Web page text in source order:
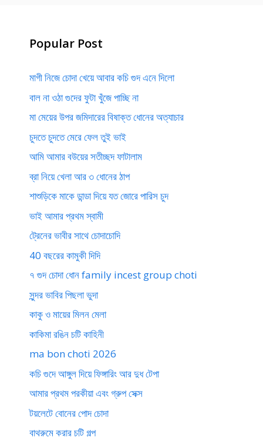
Popular Post
মাগী নিজে চোদা খেয়ে আবার কচি গুদ এনে দিলো
বাল না ওঠা গুদের ফুটা খুঁজে পাচ্ছি না
মা মেয়ের উপর জমিদারের বিষাক্ত ধোনের অত্যাচার
চুদতে চুদতে মেরে ফেল তুই ভাই
আমি আমার বউয়ের সতীচ্ছদ ফাটালাম
ব্রা নিয়ে খেলা আর ৩ ধোনের ঠাপ
শাশুড়িকে মাকে ডান্ডা দিয়ে যত জোরে পারিস চুদ
ভাই আমার প্রথম স্বামী
ট্রেনের ভাবীর সাথে চোদাচোদি
40 বছরের কামুকী দিদি
৭ গুদ চোদা ধোন family incest group choti
সুন্দর ভাবির পিছলা ভুদা
কাকু ও মায়ের মিলন মেলা
কাকিমা রঙিন চটি কাহিনী
ma bon choti 2026
কচি গুদে আঙ্গুল দিয়ে ফিঙ্গারিং আর দুধ টেপা
আমার প্রথম পরকীয়া এবং গ্রুপ সেক্স
টয়লেটে বোনের পোদ চোদা
বাথরুমে করার চটি গল্প